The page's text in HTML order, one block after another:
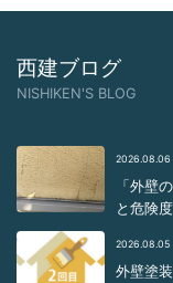
基本的には養生し塞い
行い窓を開けれるよう
ださい。
西建ブログ
NISHIKEN'S BLOG
2026.08.06
「外壁
と危険
2026.08.05
外壁塗